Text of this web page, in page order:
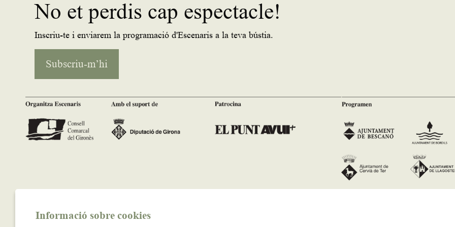
No et perdis cap espectacle!
Inscriu-te i enviarem la programació d'Escenaris a la teva bústia.
Subscriu-m’hi
Informació sobre cookies